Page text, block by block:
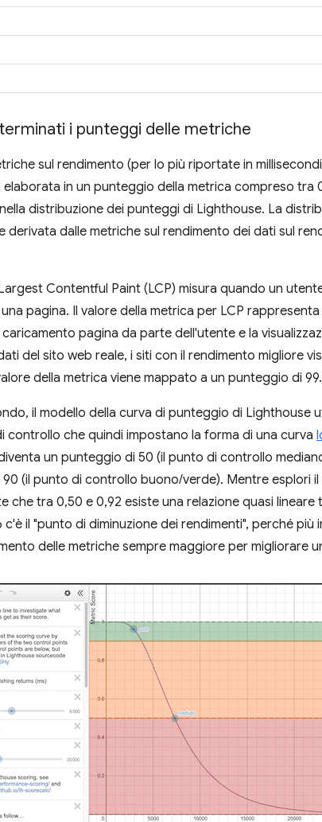
i punteggi delle metriche
sul rendimento (per lo più riportate in
in un punteggio della metrica compreso tra
distribuzione dei punteggi di Lighthouse. La
derivata dalle metriche sul rendimento dei dati sul
Contentful Paint (LCP) misura quando un
pagina. Il valore della metrica per LCP
pagina da parte dell'utente e la
del sito web reale, i siti con il rendimento migliore
della metrica viene mappato a un punteggio di 99.
il modello della curva di punteggio di Lighthouse
controllo che quindi impostano la forma di una curva
un punteggio di 50 (il punto di controllo
(il punto di controllo buono/verde). Mentre esplori
che tra 0,50 e 0,92 esiste una relazione quasi lineare
il "punto di diminuzione dei rendimenti", perché più
delle metriche sempre maggiore per migliorare